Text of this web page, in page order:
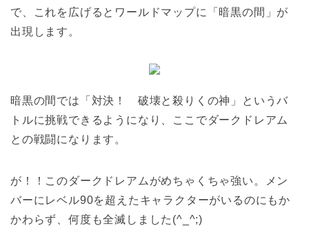
で、これを広げるとワールドマップに「暗黒の間」が
出現します。
暗黒の間では「対決！ 破壊と殺りくの神」というバ
トルに挑戦できるようになり、ここでダークドレアム
との戦闘になります。
が！！このダークドレアムがめちゃくちゃ強い。メン
バーにレベル90を超えたキャラクターがいるのにもか
かわらず、何度も全滅しました(^_^;)